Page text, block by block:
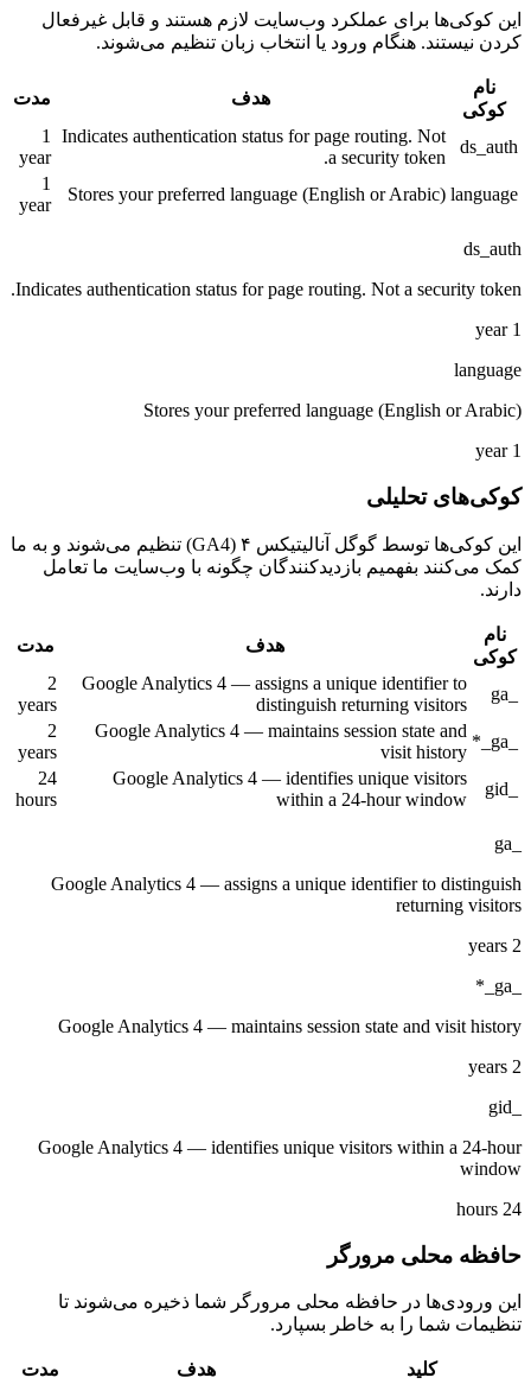
این کوکی‌ها برای عملکرد وب‌سایت لازم هستند و قابل غیرفعال
کردن نیستند. هنگام ورود یا انتخاب زبان تنظیم می‌شوند.
نام
کوکی
هدف مدت
ds_auth
Indicates authentication status for page routing. Not
a security token.
1
year
language
Stores your preferred language (English or Arabic)
1
year
ds_auth
Indicates authentication status for page routing. Not a security token.
1 year
language
Stores your preferred language (English or Arabic)
1 year
کوکی‌های تحلیلی
این کوکی‌ها توسط گوگل آنالیتیکس ۴ (GA4) تنظیم می‌شوند و به ما
کمک می‌کنند بفهمیم بازدیدکنندگان چگونه با وب‌سایت ما تعامل
دارند.
نام
کوکی
هدف مدت
Google Analytics 4 — assigns a unique identifier to
distinguish returning visitors
2
years
Google Analytics 4 — maintains session state and
visit history
2
years
Google Analytics 4 — identifies unique visitors
within a 24-hour window
24
hours
Google Analytics 4 — assigns a unique identifier to distinguish
returning visitors
2 years
Google Analytics 4 — maintains session state and visit history
2 years
Google Analytics 4 — identifies unique visitors within a 24-hour
window
24 hours
حافظه محلی مرورگر
این ورودی‌ها در حافظه محلی مرورگر شما ذخیره می‌شوند تا
تنظیمات شما را به خاطر بسپارد.
کلید هدف مدت